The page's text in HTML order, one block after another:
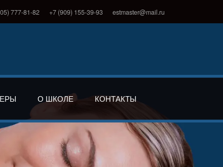
777-81-82 +7 (909) 155-39-93 estmaster@mail.ru
О ШКОЛЕ КОНТАКТЫ